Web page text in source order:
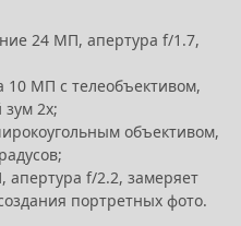
24 МП, апертура f/1.7,
10 МП с телеобъективом,
2х;
объективом,
f/2.2, замеряет
портретных фото.